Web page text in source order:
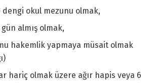
dengi okul mezunu olmak,
almış olmak,
hakemlik yapmaya müsait olmak
hariç olmak üzere ağır hapis veya 6